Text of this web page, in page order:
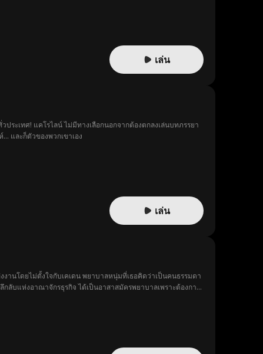
เล่น
ระเทศ! แคโรไลน์ ไม่มีทางเลือกนอกจากต้องตกลงเล่นบทภรรยา
และก็ตัวของพวกเขาเอง
เล่น
านโดยไม่ตั้งใจกับเคเดน พยาบาลหนุ่มที่เธอคิดว่าเป็นคนธรรมดา
กลับแห่งอาณาจักรธุรกิจ ได้เป็นอาสาสมัครพยาบาลเพราะต้องการ